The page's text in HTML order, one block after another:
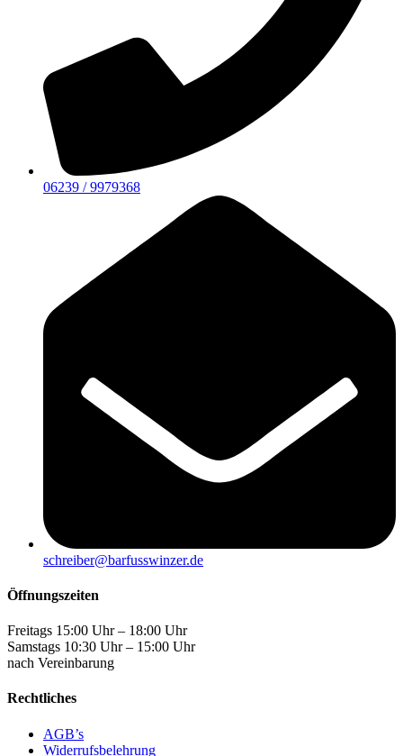
06239 / 9979368
schreiber@barfusswinzer.de
Öffnungszeiten
Freitags 15:00 Uhr – 18:00 Uhr
Samstags 10:30 Uhr – 15:00 Uhr
nach Vereinbarung
Rechtliches
AGB’s
Widerrufsbelehrung